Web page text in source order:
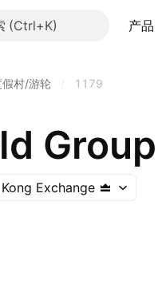
产品
村/游轮 1179
Exchange